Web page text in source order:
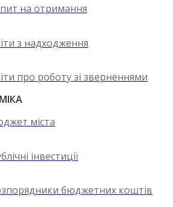
на отримання
з надходження
про роботу зі зверненнями
міста
інвестиції
бюджетних коштів